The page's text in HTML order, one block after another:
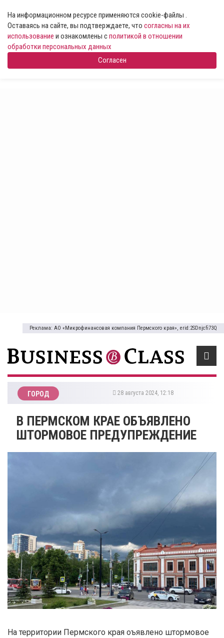
На информационном ресурсе применяются cookie-файлы .
Оставаясь на сайте, вы подтверждаете, что согласны на их
использование и ознакомлены сполитикой в отношении
обработки персональных данных
Согласен
Реклама: АО «Микрофинансовая компания Пермского края», erid:2SDnjcfi73Q
ГОРОД 28 августа 2024, 12:18
В ПЕРМСКОМ КРАЕ ОБЪЯВЛЕНО
ШТОРМОВОЕ ПРЕДУПРЕЖДЕНИЕ
На территории Пермского края оъявлено штормовое